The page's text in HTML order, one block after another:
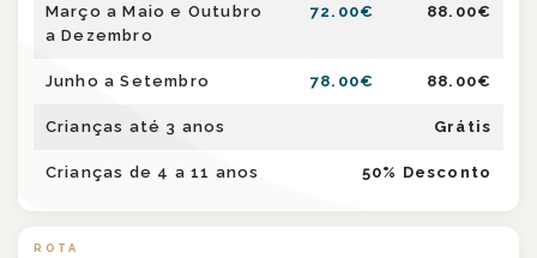
Março a Maio e Outubro
a Dezembro
72.00€ 88.00€
Junho a Setembro 78.00€ 88.00€
Crianças até 3 anos Grátis
Crianças de 4 a 11 anos 50% Desconto
ROTA